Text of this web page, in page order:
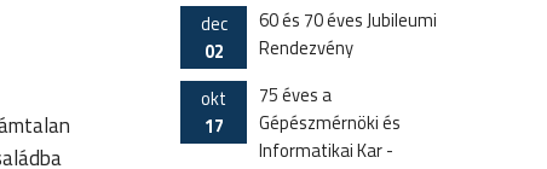
dec
02
60 és 70 éves Jubileumi
Rendezvény
okt
17
75 éves a
Gépészmérnöki és
Informatikai Kar -